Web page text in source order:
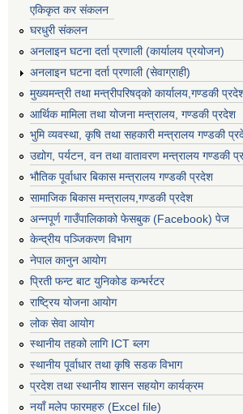
एकिकृत कर संकलन
घरधुरी संकलन
अनलाइन घटना दर्ता प्रणाली (कार्यालय प्रयोजन)
अनलाइन घटना दर्ता प्रणाली (सेवाग्राही)
मुख्यमन्त्री तथा मन्त्रीपरिषद्को कार्यालय,गण्डकी
आर्थिक मामिला तथा योजना मन्त्रालय, गण्डकी प्रदेश
भुमि व्यवस्था, कृषि तथा सहकारी मन्त्रालय गण्डकी
उद्योग, पर्यटन, वन तथा वातावरण मन्त्रालय गण्डकी
भौतिक पूर्वाधार बिकास मन्त्रालय गण्डकी प्रदेश
सामाजिक बिकास मन्त्रालय,गण्डकी प्रदेश
अन्नपूर्ण गाउँपालिकाको फेसबुक (Facebook) पेज
केन्द्रीय पञ्जिकरण विभाग
नेपाल कानुन आयोग
प्रिती फन्ट बाट युनिकोड कन्भर्रटर
राष्ट्रिय योजना आयोग
लोक सेवा आयोग
स्थानीय तहको लागि ICT ब्लग
स्थानीय पूर्वाधार तथा कृषि सडक विभाग
प्रदेश तथा स्थानीय शासन सहयोग कार्यक्रम
नयाँ मलेप फारमहरु (Excel file)